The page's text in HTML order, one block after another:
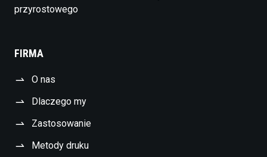
przyrostowego
FIRMA
O nas
Dlaczego my
Zastosowanie
Metody druku